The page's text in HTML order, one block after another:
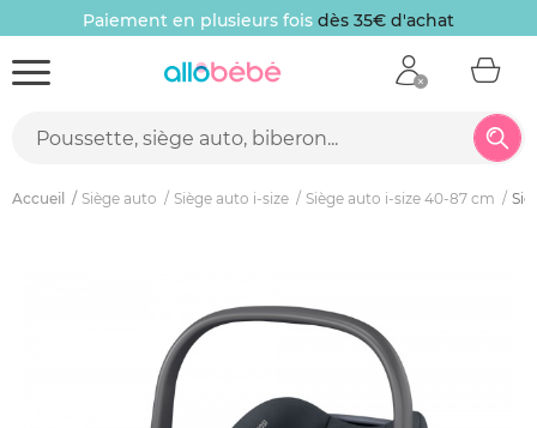
Paiement en plusieurs fois dès 35€ d'achat
Accueil Siège auto Siège auto i-size Siège auto i-size 40-87 cm